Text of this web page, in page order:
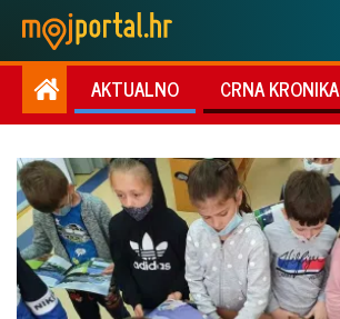
AKTUALNO CRNA KRONIKA